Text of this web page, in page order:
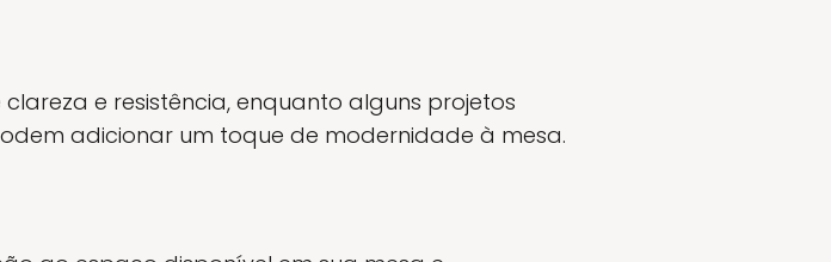
e resistência, enquanto alguns projetos
adicionar um toque de modernidade à mesa.